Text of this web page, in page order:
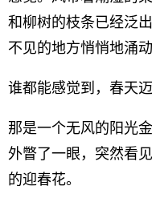
和柳树的枝条已经泛
不见的地方悄悄地涌动
谁都能感觉到，春天
那是一个无风的阳光
外瞥了一眼，突然看
的迎春花。